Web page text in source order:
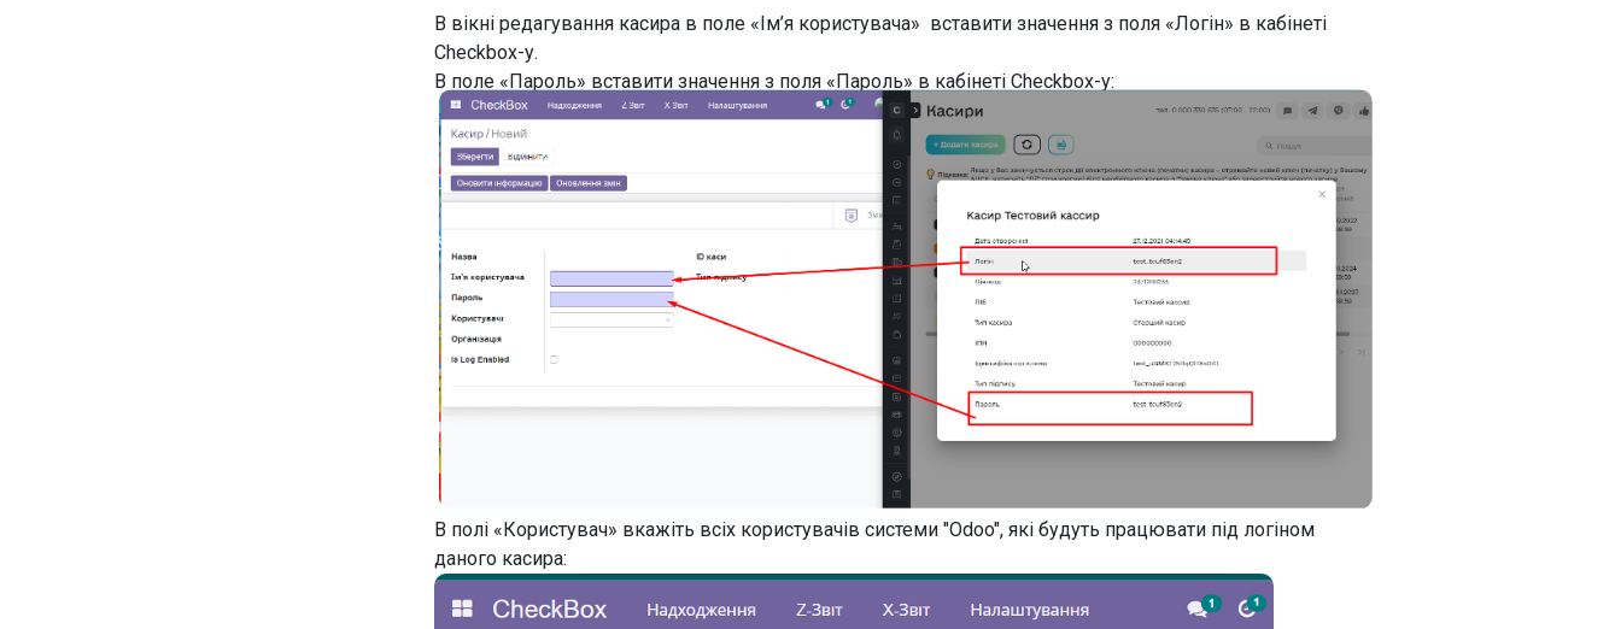
В вікні редагування касира в поле «Ім’я користувача» вставити значення з поля «Логін» в кабінеті
Checkbox-у.
В поле «Пароль» вставити значення з поля «Пароль» в кабінеті Checkbox-у:
В полі «Користувач» вкажіть всіх користувачів системи "Odoo", які будуть працювати під логіном
даного касира: